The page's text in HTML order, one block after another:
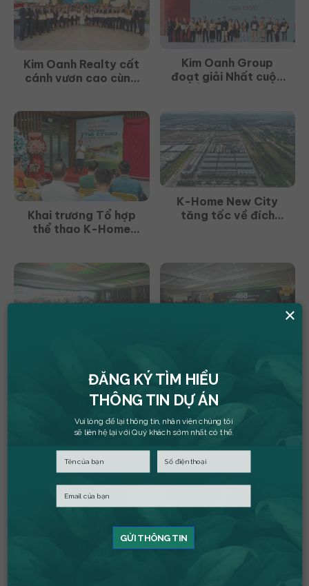
Kim Oanh Realty cất
cánh vươn cao cùng
Kim Oanh Group
đoạt giải Nhất cuộc
tới giải pháp bền
vững”
Khai trương Tổ hợp
thể thao K-Home
thị xanh
K-Home New City
tăng tốc về đích
tích cực từ mô hình
nhà ở xã hội chuẩn
quốc tế!
tiếp tục thắng lớn!
Kim Oanh Land tiếp
tục hành trình phát
chuẩn Singapore với
dự án K-Home
“Sốc”: Mua căn hộ
trả góp chỉ từ 2,97
ĐĂNG KÝ TÌM HIỂU
THÔNG TIN DỰ ÁN
Vui lòng để lại thông tin, nhân viên chúng tôi
sẽ liên hệ lại với Quý khách sớm nhất có thể.
GỬI THÔNG TIN
×